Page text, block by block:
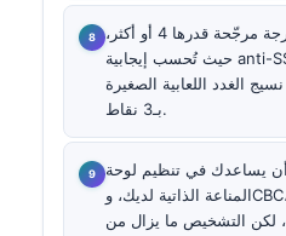
استخدم درجة مرجّحة قدرها 4 أو أكثر،
حيث تُحسب إيجابية anti-SSA/Ro بـ3 نقاط، كما
الغدد اللعابية الصغيرة
بـ3 نقاط.
يساعدك في تنظيم لوحة
المناعة الذاتية لديك، وCBC، ومؤشرات الكلى، ونتائج
خلال نحو 60 ثانية، لكن التشخيص ما يزال من